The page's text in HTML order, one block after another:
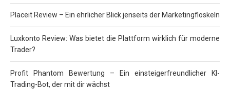
Placeit Review – Ein ehrlicher Blick jenseits der Marketingfloskeln
Luxkonto Review: Was bietet die Plattform wirklich für moderne
Trader?
Profit Phantom Bewertung – Ein einsteigerfreundlicher KI-
Trading-Bot, der mit dir wächst